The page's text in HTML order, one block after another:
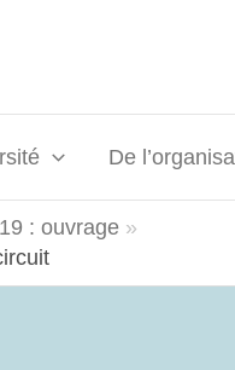
De
: ouvrage